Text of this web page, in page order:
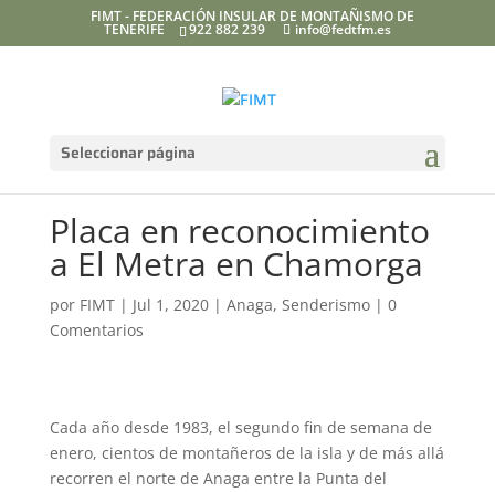
FIMT - FEDERACIÓN INSULAR DE MONTAÑISMO DE
TENERIFE 922 882 239 info@fedtfm.es
Seleccionar página
Placa en reconocimiento
a El Metra en Chamorga
por FIMT| Jul 1, 2020| Anaga, Senderismo| 0
Comentarios
Cada año desde 1983, el segundo fin de semana de
enero, cientos de montañeros de la isla y de más allá
recorren el norte de Anaga entre la Punta del